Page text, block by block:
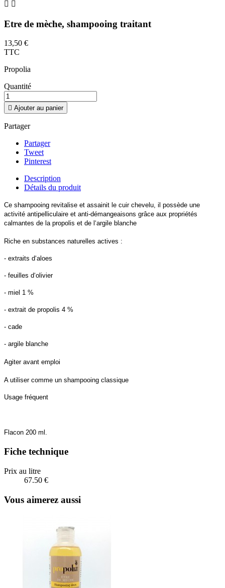
 
Etre de mèche, shampooing traitant
13,50 €
TTC
Propolia
Quantité
 Ajouter au panier
Partager
Partager
Tweet
Pinterest
Description
Détails du produit
Ce shampooing revitalise et assainit le cuir chevelu, il possède une
activité antipelliculaire et anti-démangeaisons grâce aux propriétés
calmantes de la propolis et de l‘argile blanche
Riche en substances naturelles actives :
- extraits d‘aloes
- feuilles d‘olivier
- miel 1 %
- extrait de propolis 4 %
- cade
- argile blanche
Agiter avant emploi
A utiliser comme un shampooing classique
Usage fréquent
Flacon 200 ml.
Fiche technique
Prix au litre
67.50 €
Vous aimerez aussi